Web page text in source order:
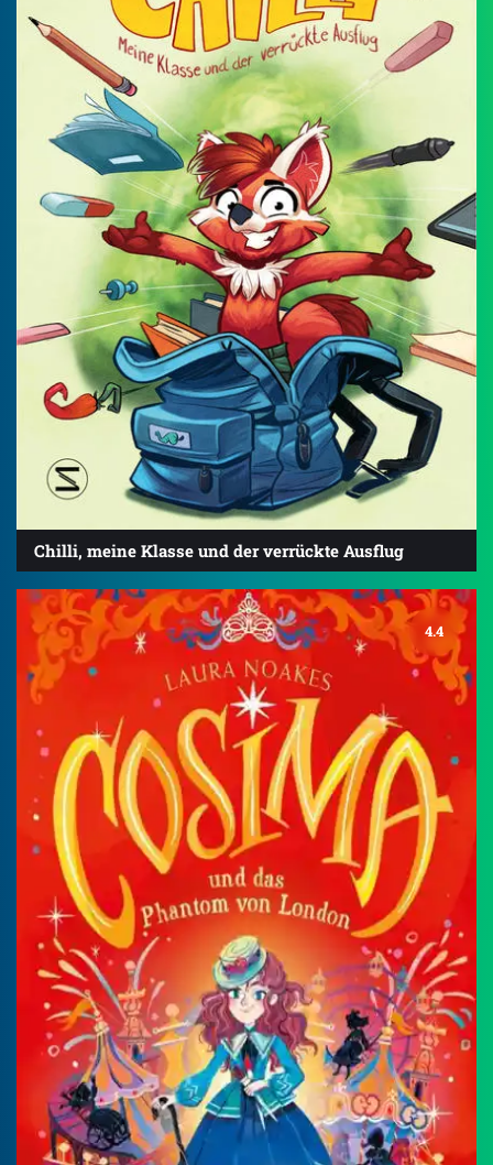
Chilli, meine Klasse und der verrückte Ausflug
4.4